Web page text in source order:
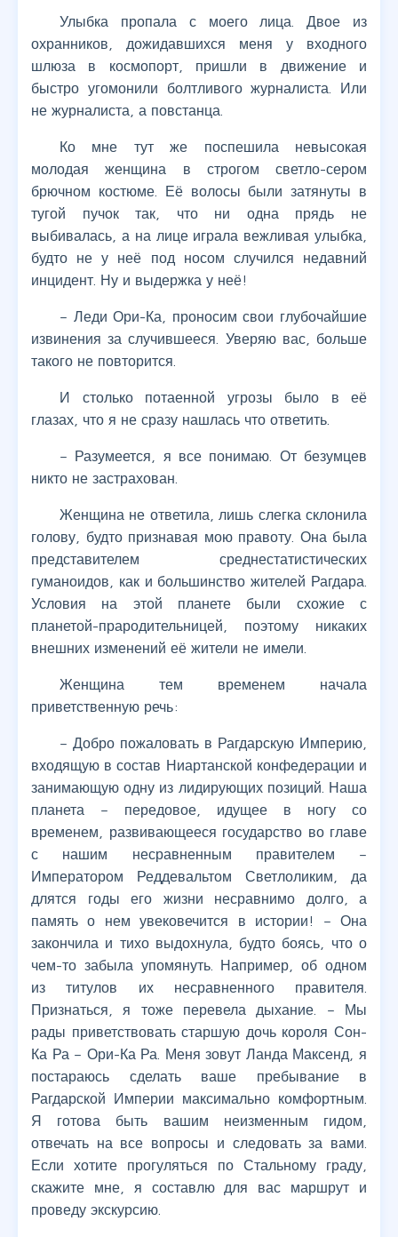
Улыбка пропала с моего лица. Двое из
охранников, дожидавшихся меня у входного
шлюза в космопорт, пришли в движение и
быстро угомонили болтливого журналиста. Или
не журналиста, а повстанца.
Ко мне тут же поспешила невысокая
молодая женщина в строгом светло-сером
брючном костюме. Её волосы были затянуты в
тугой пучок так, что ни одна прядь не
выбивалась, а на лице играла вежливая улыбка,
будто не у неё под носом случился недавний
инцидент. Ну и выдержка у неё!
– Леди Ори-Ка, проносим свои глубочайшие
извинения за случившееся. Уверяю вас, больше
такого не повторится.
И столько потаенной угрозы было в её
глазах, что я не сразу нашлась что ответить.
– Разумеется, я все понимаю. От безумцев
никто не застрахован.
Женщина не ответила, лишь слегка склонила
голову, будто признавая мою правоту. Она была
представителем среднестатистических
гуманоидов, как и большинство жителей Рагдара.
Условия на этой планете были схожие с
планетой-прародительницей, поэтому никаких
внешних изменений её жители не имели.
Женщина тем временем начала
приветственную речь:
– Добро пожаловать в Рагдарскую Империю,
входящую в состав Ниартанской конфедерации и
занимающую одну из лидирующих позиций. Наша
планета – передовое, идущее в ногу со
временем, развивающееся государство во главе
с нашим несравненным правителем –
Императором Реддевальтом Светлоликим, да
длятся годы его жизни несравнимо долго, а
память о нем увековечится в истории! – Она
закончила и тихо выдохнула, будто боясь, что о
чем-то забыла упомянуть. Например, об одном
из титулов их несравненного правителя.
Признаться, я тоже перевела дыхание. – Мы
рады приветствовать старшую дочь короля Сон-
Ка Ра – Ори-Ка Ра. Меня зовут Ланда Максенд, я
постараюсь сделать ваше пребывание в
Рагдарской Империи максимально комфортным.
Я готова быть вашим неизменным гидом,
отвечать на все вопросы и следовать за вами.
Если хотите прогуляться по Стальному граду,
скажите мне, я составлю для вас маршрут и
проведу экскурсию.